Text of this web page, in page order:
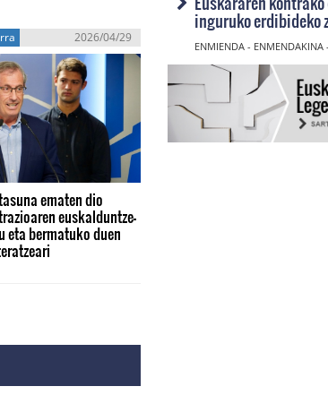
2026/04/29
ematen dio
euskalduntze-
eta bermatuko duen
inguruko erdibideko
ENMIENDA -